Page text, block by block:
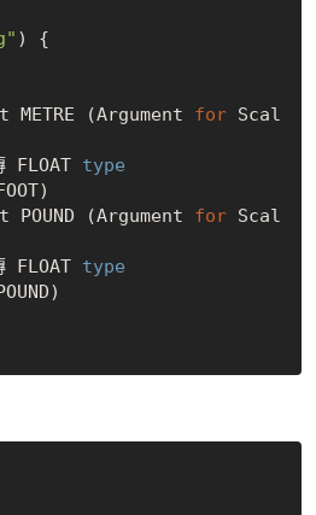
) {
METRE (Argument
for Scal
FLOAT
POUND (Argument
for Scal
FLOAT